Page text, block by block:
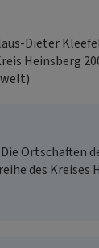
Dieter
Heinsberg
Die Ortschaften
des Kreises